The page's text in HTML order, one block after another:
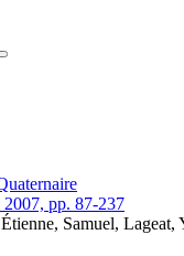
pp. 87-237
Samuel,